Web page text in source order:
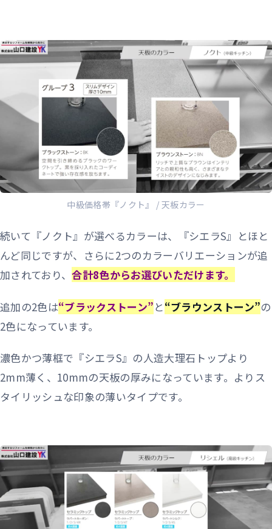
中級価格帯『ノクト』 / 天板カラー
続いて『ノクト』が選べるカラーは、『シエラS』とほと
んど同じですが、さらに2つのカラーバリエーションが追
加されており、合計8色からお選びいただけます。
追加の2色は“ブラックストーン”と“ブラウンストーン”の
2色になっています。
濃色かつ薄框で『シエラS』の人造大理石トップより
2mm薄く、10mmの天板の厚みになっています。よりス
タイリッシュな印象の薄いタイプです。